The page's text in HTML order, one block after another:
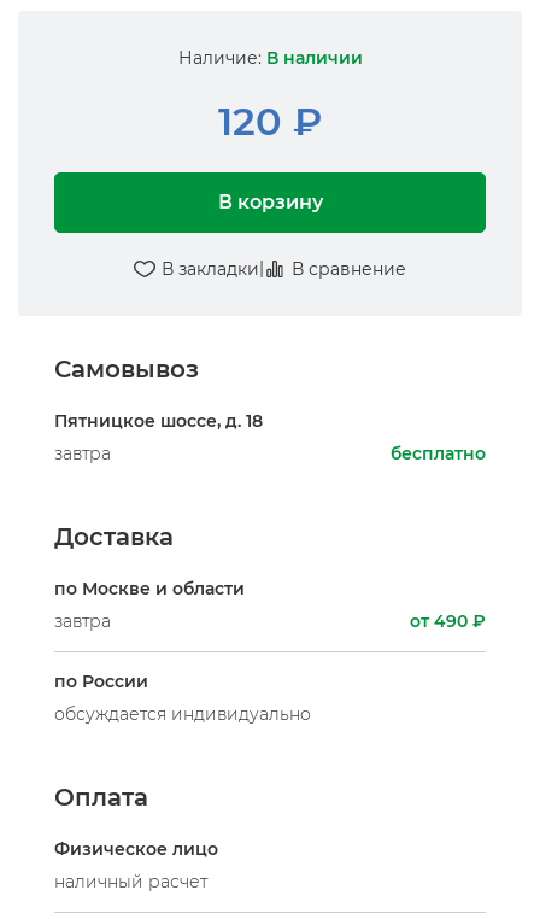
Наличие: В наличии
120 ₽
В корзину
В закладки| В сравнение
Самовывоз
Пятницкое шоссе, д. 18
завтра
бесплатно
Доставка
по Москве и области
завтра
от 490 ₽
по России
обсуждается индивидуально
Оплата
Физическое лицо
наличный расчет